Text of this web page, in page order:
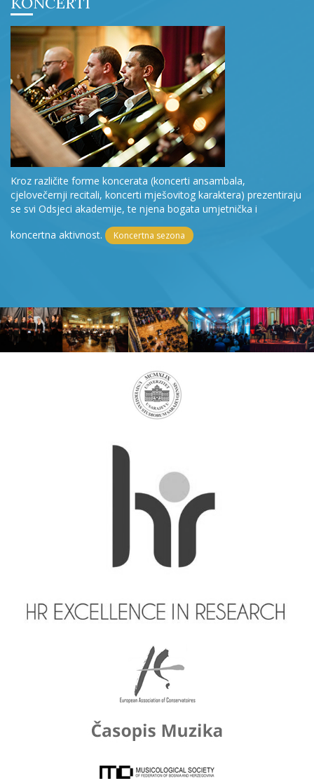
Kroz različite forme koncerata (koncerti ansambala,
cjelovečernji recitali, koncerti mješovitog karaktera) prezentiraju
se svi Odsjeci akademije, te njena bogata umjetnička i
koncertna aktivnost.
Koncertna sezona